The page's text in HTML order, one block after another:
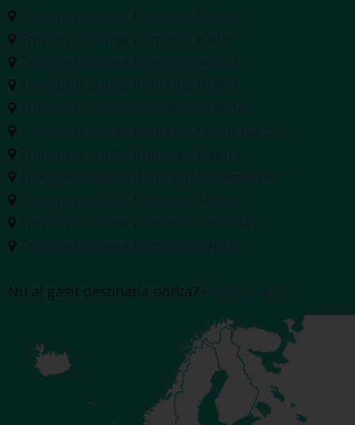
Nu ai gasit destinatia dorita?